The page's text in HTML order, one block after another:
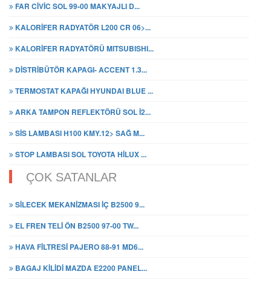
FAR CİVİC SOL 99-00 MAKYAJLI D...
KALORİFER RADYATÖR L200 CR 06>...
KALORİFER RADYATÖRÜ MITSUBISHI...
DİSTRİBÜTÖR KAPAGI- ACCENT 1.3...
TERMOSTAT KAPAĞI HYUNDAI BLUE ...
ARKA TAMPON REFLEKTÖRÜ SOL İ2...
SİS LAMBASI H100 KMY.12> SAĞ M...
STOP LAMBASI SOL TOYOTA HİLUX ...
ÇOK SATANLAR
SİLECEK MEKANİZMASI İÇ B2500 9...
EL FREN TELİ ÖN B2500 97-00 TW...
HAVA FİLTRESİ PAJERO 88-91 MD6...
BAGAJ KİLİDİ MAZDA E2200 PANEL...